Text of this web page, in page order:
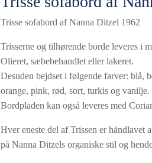
Trisse sofabord af Nanna Ditzel 1962
Trisserne og tilhørende borde leveres i
Olieret, sæbebehandlet eller lakeret.
Desuden bejdset i følgende farver: blå,
orange, pink, rød, sort, turkis og vanilje.
Bordpladen kan også leveres med
Hver eneste del af Trissen er håndlavet
på Nanna Ditzels organiske stil og